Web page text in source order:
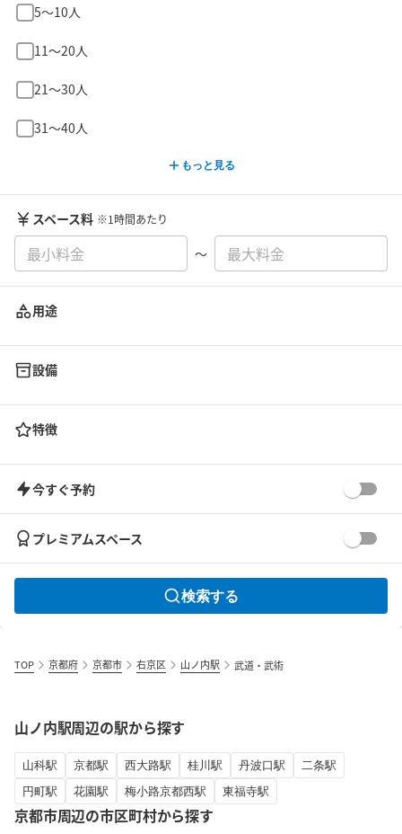
5〜10人
11〜20人
21〜30人
31〜40人
もっと見る
スペース料 ※1時間あたり
〜
用途
設備
特徴
今すぐ予約
プレミアムスペース
検索する
TOP 京都府 京都市 右京区 山ノ内駅 武道・武術
山ノ内駅周辺の駅から探す
山科駅 京都駅 西大路駅 桂川駅 丹波口駅
二条駅
円町駅
花園駅 梅小路京都西駅 東福寺駅
京都市周辺の市区町村から探す